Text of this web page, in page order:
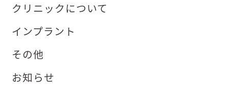
クリニックについて
インプラント
その他
お知らせ